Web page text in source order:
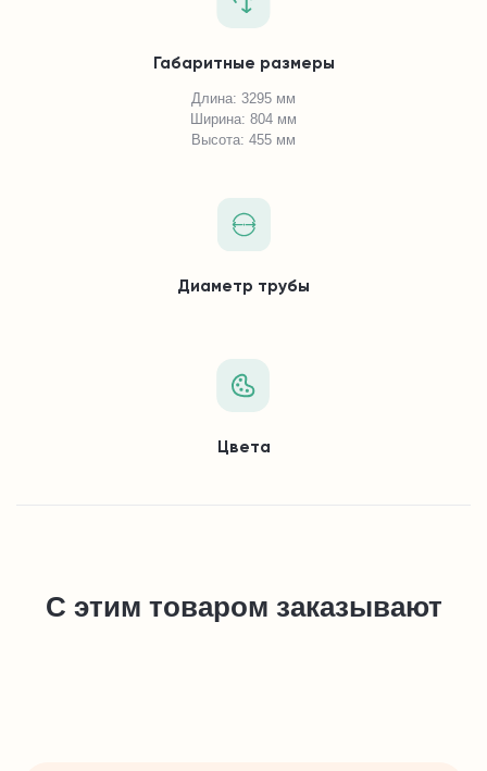
Габаритные размеры
Длина: 3295 мм
Ширина: 804 мм
Высота: 455 мм
Диаметр трубы
Цвета
С этим товаром заказывают